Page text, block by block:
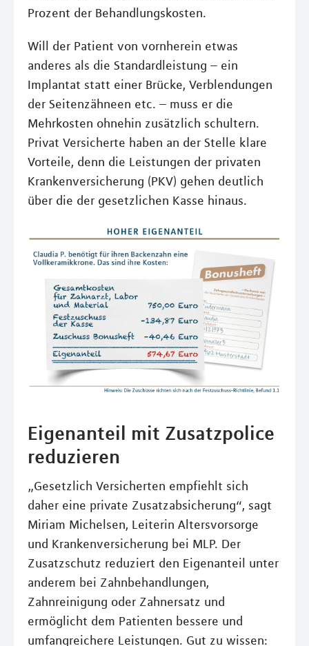
Prozent der Behandlungskosten.
Will der Patient von vornherein etwas
anderes als die Standardleistung – ein
Implantat statt einer Brücke, Verblendungen
der Seitenzähneen etc. – muss er die
Mehrkosten ohnehin zusätzlich schultern.
Privat Versicherte haben an der Stelle klare
Vorteile, denn die Leistungen der privaten
Krankenversicherung (PKV) gehen deutlich
über die der gesetzlichen Kasse hinaus.
Eigenanteil mit Zusatzpolice
reduzieren
„Gesetzlich Versicherten empfiehlt sich
daher eine private Zusatzabsicherung“, sagt
Miriam Michelsen, Leiterin Altersvorsorge
und Krankenversicherung bei MLP. Der
Zusatzschutz reduziert den Eigenanteil unter
anderem bei Zahnbehandlungen,
Zahnreinigung oder Zahnersatz und
ermöglicht dem Patienten bessere und
umfangreichere Leistungen. Gut zu wissen: